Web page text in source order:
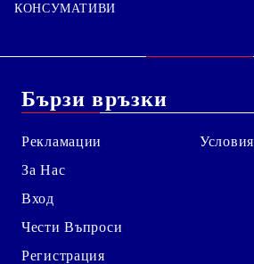
КОНСУМАТИВИ
Бързи връзки
Рекламации
За Нас
Вход
Чести Въпроси
Регистрация
Условия